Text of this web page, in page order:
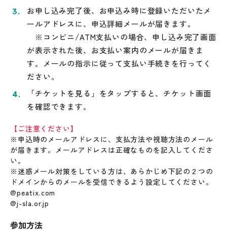
お申し込み完了後、お申込み時に登録いただいたメ
ールアドレスに、申込詳細メールが届きます。
※コンビニ/ATM支払いの場合、申し込み完了画面
が表示された後、お支払い案内のメールが届きま
す。メールの指示に従って支払い手続きを行ってく
ださい。
「チケットを見る」をタップすると、チケット画面
を確認できます。
【ご注意ください】
※申込時のメールアドレスに、支払方法や視聴方法のメール
が届きます。メールアドレスは正確なものを記入してくださ
い。
※迷惑メール対策をしている方は、あらかじめ下記の２つの
ドメインからのメールを受信できるよう設定してください。
@peatix.com
@j-sla.or.jp
参加方法